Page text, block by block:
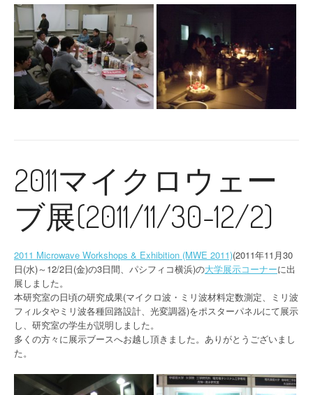
2011マイクロウェー
ブ展(2011/11/30-12/2)
2011 Microwave Workshops & Exhibition (MWE 2011)(2011年11月30
日(水)～12/2日(金)の3日間、パシフィコ横浜)の大学展示コーナーに出
展しました。
本研究室の日頃の研究成果(マイクロ波・ミリ波材料定数測定、ミリ波
フィルタやミリ波各種回路設計、光変調器)をポスターパネルにて展示
し、研究室の学生が説明しました。
多くの方々に展示ブースへお越し頂きました。ありがとうございまし
た。